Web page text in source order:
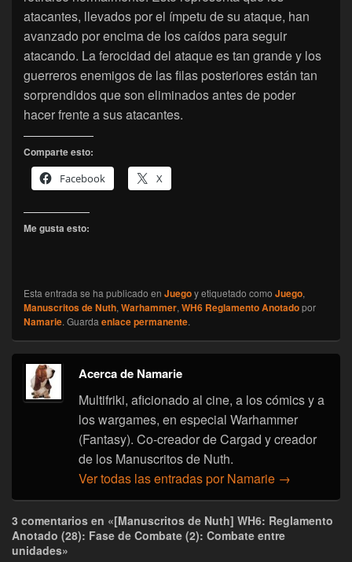
atacantes, llevados por el ímpetu de su ataque, han
avanzado por encima de los caídos para seguir
atacando. La ferocidad del ataque es tan grande y los
guerreros enemigos de las filas posteriores están tan
sorprendidos que son eliminados antes de poder
hacer frente a sus atacantes.
Comparte esto:
Facebook
X
Me gusta esto:
Esta entrada se ha publicado en Juegoy etiquetado como Juego,
Manuscritos de Nuth, Warhammer, WH6 Reglamento Anotadopor
Namarie. Guarda enlace permanente.
Acerca de Namarie
Multifriki, aficionado al cine, a los cómics y a
los wargames, en especial Warhammer
(Fantasy). Co-creador de Cargad y creador
de los Manuscritos de Nuth.
Ver todas las entradas por Namarie →
3 comentarios en «[Manuscritos de Nuth] WH6: Reglamento
Anotado (28): Fase de Combate (2): Combate entre
unidades»